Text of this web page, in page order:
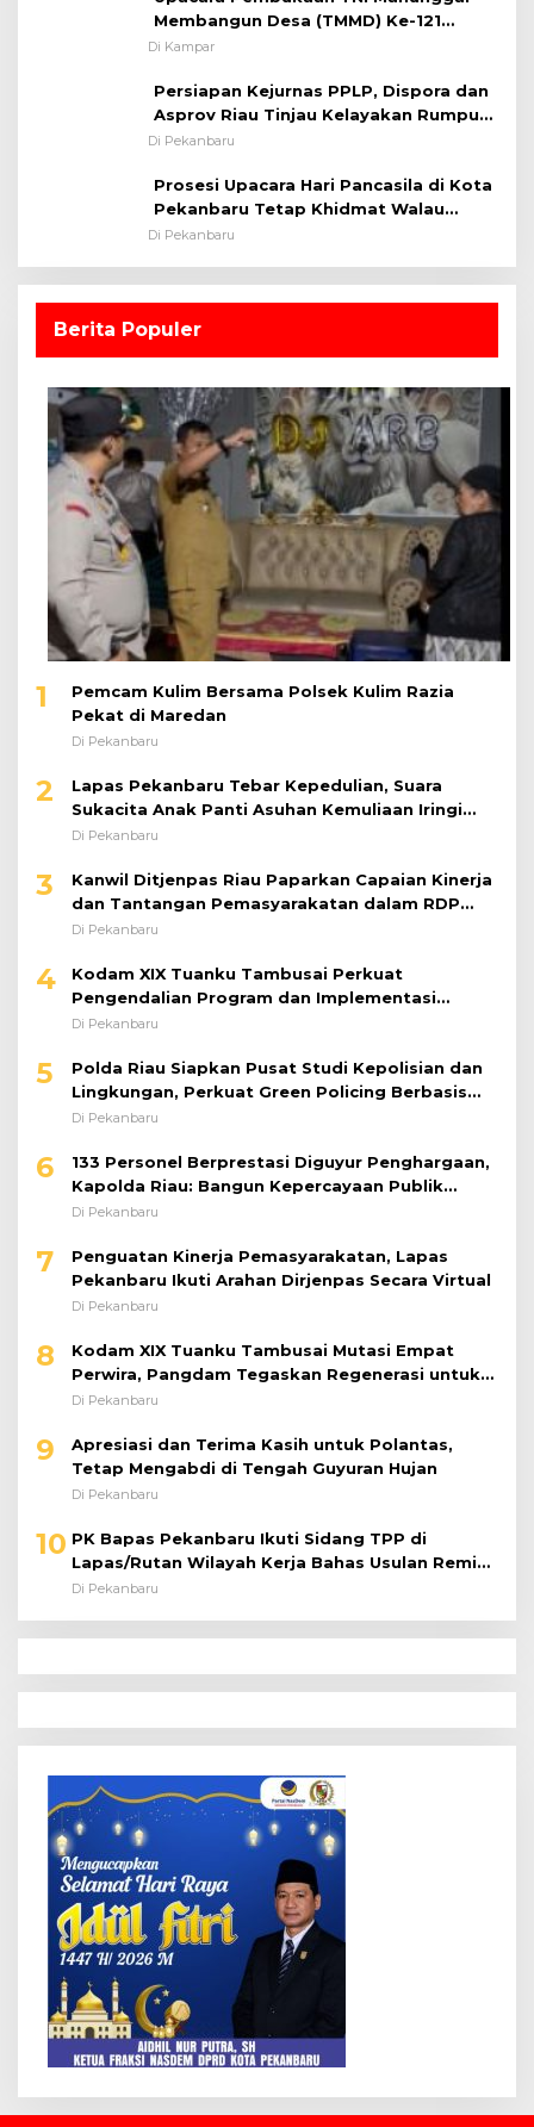
Membangun Desa (TMMD) Ke-121
Kodim 0313/KPR Tahun 2024) ?
Di Kampar
Persiapan Kejurnas PPLP, Dispora dan
Asprov Riau Tinjau Kelayakan Rumput
Lapangan Sepakbola
Di Pekanbaru
Prosesi Upacara Hari Pancasila di Kota
Pekanbaru Tetap Khidmat Walau
Dalam Ruangan
Di Pekanbaru
Berita Populer
1
Pemcam Kulim Bersama Polsek Kulim Razia
Pekat di Maredan
Di Pekanbaru
2
Lapas Pekanbaru Tebar Kepedulian, Suara
Sukacita Anak Panti Asuhan Kemuliaan Iringi
Bantuan Sosial
Di Pekanbaru
3
Kanwil Ditjenpas Riau Paparkan Capaian Kinerja
dan Tantangan Pemasyarakatan dalam RDP
Bersama Komisi XIII DPR RI
Di Pekanbaru
4
Kodam XIX Tuanku Tambusai Perkuat
Pengendalian Program dan Implementasi
Doktrin TNI AD
Di Pekanbaru
5
Polda Riau Siapkan Pusat Studi Kepolisian dan
Lingkungan, Perkuat Green Policing Berbasis
Riset
Di Pekanbaru
6
133 Personel Berprestasi Diguyur Penghargaan,
Kapolda Riau: Bangun Kepercayaan Publik
dengan Karya Nyata
Di Pekanbaru
7
Penguatan Kinerja Pemasyarakatan, Lapas
Pekanbaru Ikuti Arahan Dirjenpas Secara Virtual
Di Pekanbaru
8
Kodam XIX Tuanku Tambusai Mutasi Empat
Perwira, Pangdam Tegaskan Regenerasi untuk
Perkuat Kinerja Satuan
Di Pekanbaru
9
Apresiasi dan Terima Kasih untuk Polantas,
Tetap Mengabdi di Tengah Guyuran Hujan
Di Pekanbaru
10 PK Bapas Pekanbaru Ikuti Sidang TPP di
Lapas/Rutan Wilayah Kerja Bahas Usulan Remisi
Umum Jelang Hari Kemerdekaan
Di Pekanbaru